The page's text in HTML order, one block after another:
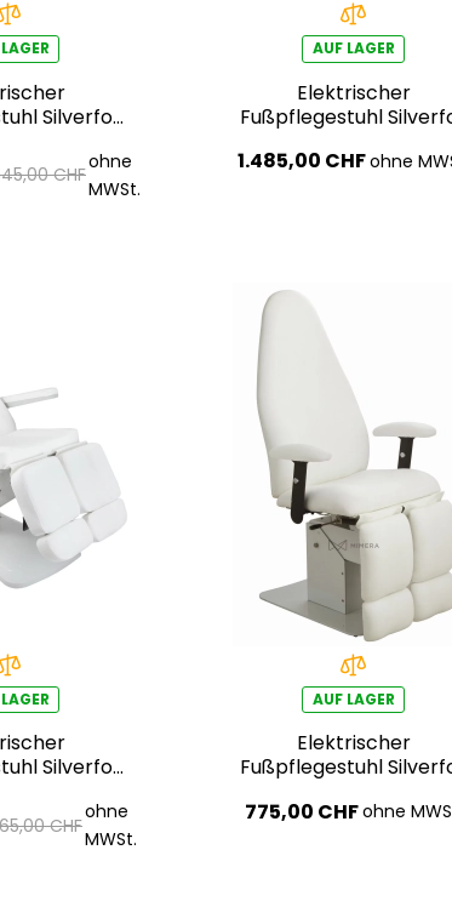
Silverfox
CHF
ohne
MWSt.
AUF LAGER
Elektrischer
Fußpflegestuhl
1.485,00 CHFohne
Silverfox
CHF
ohne
MWSt.
AUF LAGER
Elektrischer
Fußpflegestuhl
775,00 CHFohne